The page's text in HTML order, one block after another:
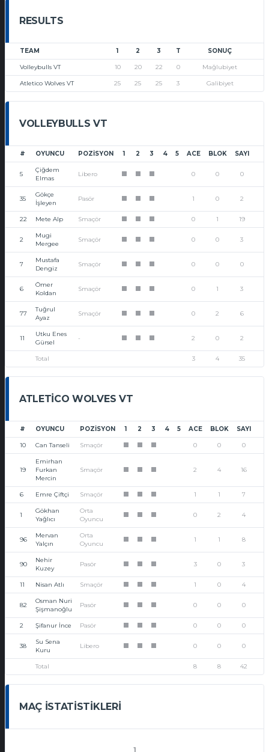
RESULTS
TEAM 1 2 3 T SONUÇ
Volleybulls VT 10 20 22 0 Mağlubiyet
Atletico Wolves VT 25 25 25 3 Galibiyet
VOLLEYBULLS VT
# OYUNCU POZISYON 1 2 3 4 5 ACE BLOK SAYI
5
Çiğdem
Elmas
Libero 0 0 0
35
Gökçe
İşleyen
Pasör 1 0 2
22 Mete Alp Smaçör 0 1 19
2
Mugi
Mergee
Smaçör 0 0 3
7
Mustafa
Dengiz
Smaçör 0 0 0
6
Ömer
Koldan
Smaçör 0 1 3
77
Tuğrul
Ayaz
Smaçör 0 2 6
11
Utku Enes
Gürsel
- 2 0 2
Total 3 4 35
ATLETICO WOLVES VT
# OYUNCU POZISYON 1 2 3 4 5 ACE BLOK SAYI
10 Can Tanseli Smaçör 0 0 0
19
Emirhan
Furkan
Mercin
Smaçör 2 4 16
6 Emre Çiftçi Smaçör 1 1 7
1
Gökhan
Yağlıcı
Orta
Oyuncu
0 2 4
96
Mervan
Yalçın
Orta
Oyuncu
1 1 8
90
Nehir
Kuzey
Pasör 3 0 3
11 Nisan Atlı Smaçör 1 0 4
82
Osman Nuri
Şişmanoğlu
Pasör 0 0 0
2 Şifanur İnce Pasör 0 0 0
38
Su Sena
Kuru
Libero 0 0 0
Total 8 8 42
MAÇ İSTATISTIKLERI
1